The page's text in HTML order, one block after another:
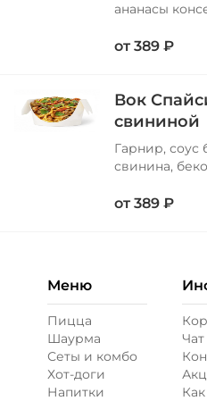
ананасы
болгарский,
от 389 ₽
Вок
свининой
Гарнир, соус
свинина,
стручковая,
от 389 ₽
Меню
Пицца
Шаурма
Сеты и комбо
Хот-доги
Напитки